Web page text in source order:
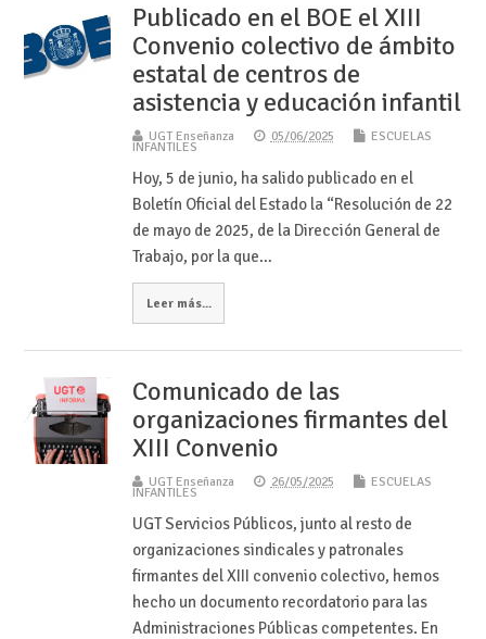
Publicado en el BOE el XIII
Convenio colectivo de ámbito
estatal de centros de
asistencia y educación infantil
UGT Enseñanza 05/06/2025 ESCUELAS
INFANTILES
Hoy, 5 de junio, ha salido publicado en el
Boletín Oficial del Estado la “Resolución de 22
de mayo de 2025, de la Dirección General de
Trabajo, por la que…
Leer más...
Comunicado de las
organizaciones firmantes del
XIII Convenio
UGT Enseñanza 26/05/2025 ESCUELAS
INFANTILES
UGT Servicios Públicos, junto al resto de
organizaciones sindicales y patronales
firmantes del XIII convenio colectivo, hemos
hecho un documento recordatorio para las
Administraciones Públicas competentes. En